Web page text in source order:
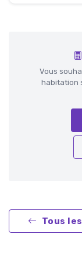
Vous
habitation
Tous